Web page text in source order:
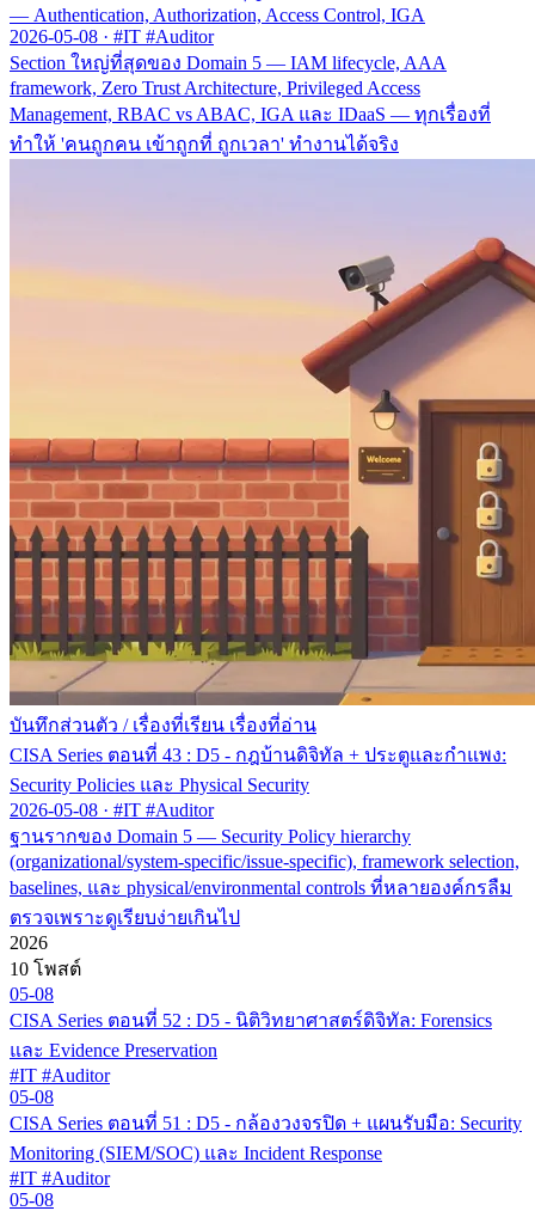
— Authentication, Authorization, Access Control, IGA
2026-05-08 · #IT #Auditor
Section ใหญ่ที่สุดของ Domain 5 — IAM lifecycle, AAA
framework, Zero Trust Architecture, Privileged Access
Management, RBAC vs ABAC, IGA และ IDaaS — ทุกเรื่องที่
ทำให้ 'คนถูกคน เข้าถูกที่ ถูกเวลา' ทำงานได้จริง
บันทึกส่วนตัว / เรื่องที่เรียน เรื่องที่อ่าน
CISA Series ตอนที่ 43 : D5 - กฎบ้านดิจิทัล + ประตูและกำแพง:
Security Policies และ Physical Security
2026-05-08 · #IT #Auditor
ฐานรากของ Domain 5 — Security Policy hierarchy
(organizational/system-specific/issue-specific), framework selection,
baselines, และ physical/environmental controls ที่หลายองค์กรลืม
ตรวจเพราะดูเรียบง่ายเกินไป
2026
10 โพสต์
05-08
CISA Series ตอนที่ 52 : D5 - นิติวิทยาศาสตร์ดิจิทัล: Forensics
และ Evidence Preservation
#IT #Auditor
05-08
CISA Series ตอนที่ 51 : D5 - กล้องวงจรปิด + แผนรับมือ: Security
Monitoring (SIEM/SOC) และ Incident Response
#IT #Auditor
05-08